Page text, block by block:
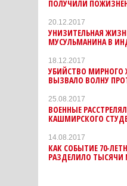
ПОЛУЧИЛИ
20.12.2017
УНИЗИТЕЛЬНАЯ
МУСУЛЬМАНИНА В
18.12.2017
УБИЙСТВО МИРНОГО
ВЫЗВАЛО ВОЛНУ
25.08.2017
ВОЕННЫЕ
КАШМИРСКОГО
14.08.2017
КАК СОБЫТИЕ 70-
РАЗДЕЛИЛО ТЫСЯЧИ